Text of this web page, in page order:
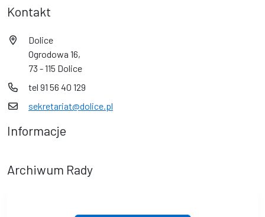
Kontakt
Dolice
Ogrodowa 16,
73 - 115 Dolice
tel 91 56 40 129
sekretariat@dolice.pl
Informacje
Archiwum Rady